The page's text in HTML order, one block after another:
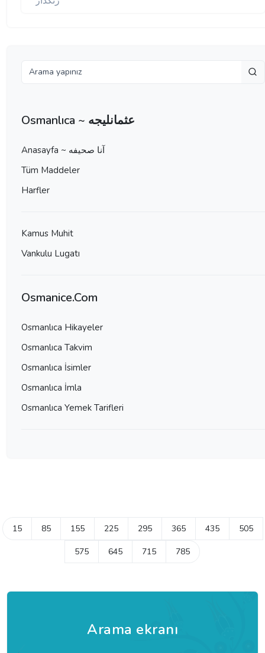
Osmanlıca ~ عثمانليجه
Anasayfa ~ آنا صحيفه
Tüm Maddeler
Harfler
Kamus Muhit
Vankulu Lugatı
Osmanice.Com
Osmanlıca Hikayeler
Osmanlıca Takvim
Osmanlıca İsimler
Osmanlıca İmla
Osmanlıca Yemek Tarifleri
15 85 155 225 295 365 435 505
575 645 715 785
Arama ekranı